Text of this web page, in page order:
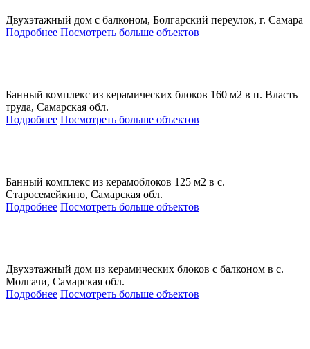
Двухэтажный дом с балконом, Болгарский переулок, г. Самара
Подробнее Посмотреть больше объектов
Банный комплекс из керамических блоков 160 м2 в п. Власть
труда, Самарская обл.
Подробнее Посмотреть больше объектов
Банный комплекс из керамоблоков 125 м2 в с.
Старосемейкино, Самарская обл.
Подробнее Посмотреть больше объектов
Двухэтажный дом из керамических блоков с балконом в с.
Молгачи, Самарская обл.
Подробнее Посмотреть больше объектов